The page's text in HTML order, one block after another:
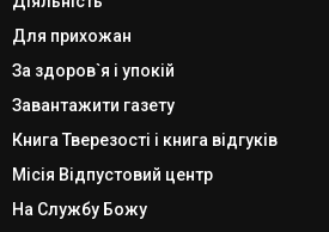
Для прихожан
За здоров`я і упокій
Завантажити газету
Книга Тверезості і книга відгуків
Місія Відпустовий центр
На Службу Божу